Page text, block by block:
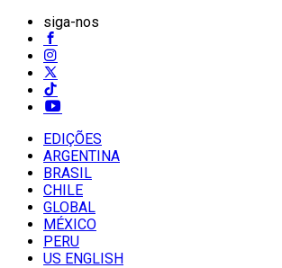
siga-nos
EDIÇÕES
ARGENTINA
BRASIL
CHILE
GLOBAL
MÉXICO
PERU
US ENGLISH